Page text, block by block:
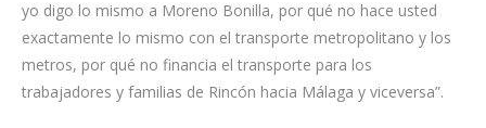
yo digo lo mismo a Moreno Bonilla, por qué no hace usted
exactamente lo mismo con el transporte metropolitano y los
metros, por qué no financia el transporte para los
trabajadores y familias de Rincón hacia Málaga y viceversa”.